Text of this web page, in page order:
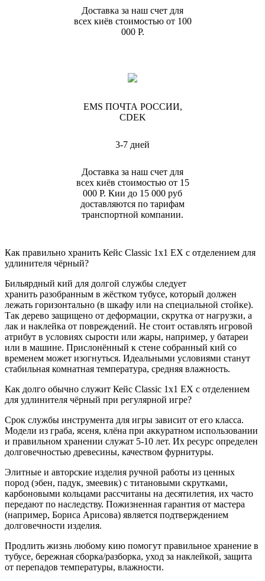
Доставка за наш счет для
всех киёв стоимостью от 100
000 Р.
EMS ПОЧТА РОССИИ,
CDEK
3-7 дней
Доставка за наш счет для
всех киёв стоимостью от 15
000 Р. Кии до 15 000 руб
доставляются по тарифам
транспортной компании.
Как правильно хранить Кейс Classic 1x1 EX с отделением для
удлинителя чёрный?
Бильярдный кий для долгой службы следует
хранить разобранным в жёстком тубусе, который должен
лежать горизонтально (в шкафу или на специальной стойке).
Так дерево защищено от деформации, скрутка от нагрузки, а
лак и наклейка от повреждений. Не стоит оставлять игровой
атрибут в условиях сырости или жары, например, у батареи
или в машине. Прислонённый к стене собранный кий со
временем может изогнуться. Идеальными условиями станут
стабильная комнатная температура, средняя влажность.
Как долго обычно служит Кейс Classic 1x1 EX с отделением
для удлинителя чёрный при регулярной игре?
Срок службы инструмента для игры зависит от его класса.
Модели из граба, ясеня, клёна при аккуратном использовании
и правильном хранении служат 5-10 лет. Их ресурс определен
долговечностью древесины, качеством фурнитуры.
Элитные и авторские изделия ручной работы из ценных
пород (эбен, падук, змеевик) с титановыми скрутками,
карбоновыми кольцами рассчитаны на десятилетия, их часто
передают по наследству. Пожизненная гарантия от мастера
(например, Бориса Арисова) является подтверждением
долговечности изделия.
Продлить жизнь любому кию помогут правильное хранение в
тубусе, бережная сборка/разборка, уход за наклейкой, защита
от перепадов температуры, влажности.